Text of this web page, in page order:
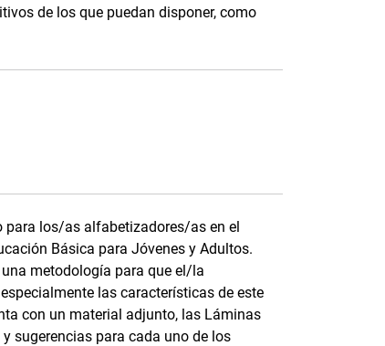
de los que puedan disponer, como
para los/as alfabetizadores/as en el
Básica para Jóvenes y Adultos.
metodología para que el/la
las características de este
con un material adjunto, las Láminas
sugerencias para cada uno de los